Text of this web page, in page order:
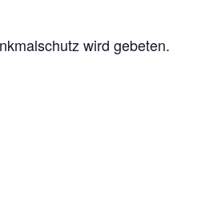
wird gebeten.